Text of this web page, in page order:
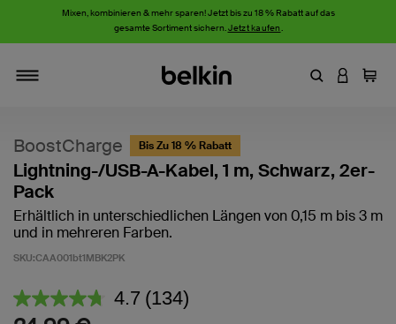
Mixen, kombinieren & mehr sparen! Jetzt bis zu 18 % Rabatt auf das
gesamte Sortiment sichern.Jetzt kaufen.
Stichwort
AN
BoostCharge Bis Zu 18 % Rabatt
Lightning-/USB-A-Kabel, 1 m, Schwarz, 2er-
Pack
Erhältlich in unterschiedlichen Längen von 0,15 m bis 3 m
und in mehreren Farben.
SKU:CAA001bt1MBK2PK
5 von 5 Kundenrezension
4.7 134
(134)